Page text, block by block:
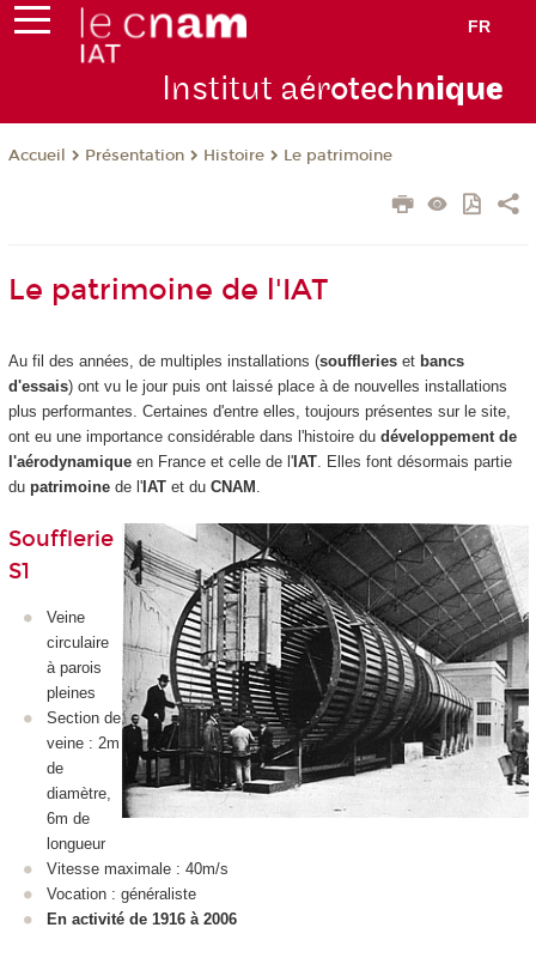
FR
Institut aérotechnique
Accueil Présentation Histoire Le patrimoine
Le patrimoine de l'IAT
Au fil des années, de multiples installations (soufflerieset bancs
d'essais) ont vu le jour puis ont laissé place à de nouvelles installations
plus performantes. Certaines d'entre elles, toujours présentes sur le site,
ont eu une importance considérable dans l'histoire du développement de
l'aérodynamiqueen France et celle de l'IAT. Elles font désormais partie
du patrimoine de l'IATet du CNAM .
Soufflerie
S1
Veine
circulaire
à parois
pleines
Section de
veine : 2m
de
diamètre,
6m de
longueur
Vitesse maximale : 40m/s
Vocation : généraliste
En activité de 1916 à 2006